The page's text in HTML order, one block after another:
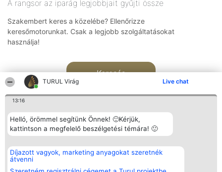
TURUL Virág Live chat
13:16
Helló, örömmel segítünk Önnek! 🙂Kérjük,
kattintson a megfelelő beszélgetési témára! 🙂
Díjazott vagyok, marketing anyagokat szeretnék
átvenni
A rangsor az iparág legjobbjait gyűjti össze
Szakembert keres a közelébe? Ellenőrizze
keresőmotorunkat. Csak a legjobb szolgáltatásokat
használja!
Keresés
Rangsorszervező
SC Beautiful Company S.R.L.
Bulevardul Aleea Timișul De
Sus Nr. 2, Bl. A30, Sc. A, Et.
Népszavazás
Nyertesek
Elérhetőség
Elérhetőség